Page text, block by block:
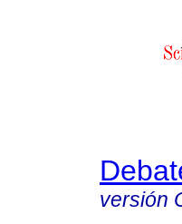
versión